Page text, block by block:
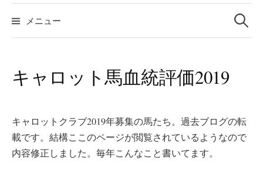
メニュー
検
索:
キャロット馬血統評価2019
キャロットクラブ2019年募集の馬たち。過去ブログの転
載です。結構ここのページが閲覧されているようなので
内容修正しました。毎年こんなこと書いてます。